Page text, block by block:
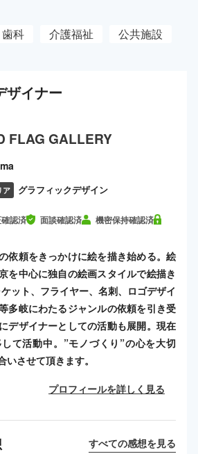
歯科 介護福祉 公共施設
ザイナー
FLAG GALLERY
ア グラフィックデザイン
認済 面談確認済 機密保持確認済
依頼をきっかけに絵を描き始める。絵
を中心に独自の絵画スタイルで絵描き
ット、フライヤー、名刺、ロゴデザイ
多岐にわたるジャンルの依頼を引き受
デザイナーとしての活動も展開。現在
て活動中。”モノづくり”の心を大切
させて頂きます。
プロフィールを詳しく見る
すべての感想を見る